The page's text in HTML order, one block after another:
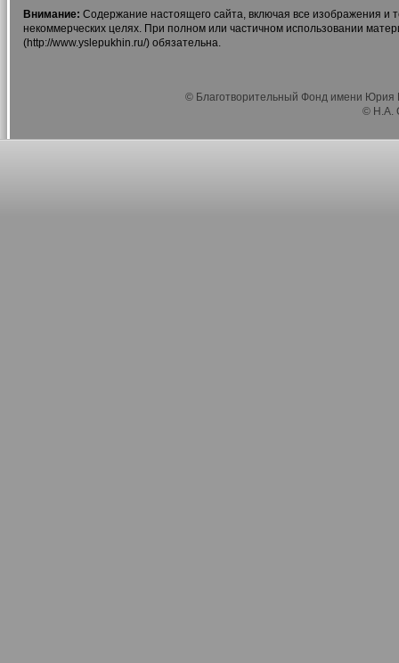
Внимание: Содержание настоящего сайта, включая все изображения и
некоммерческих целях. При полном или частичном использовании
(http://www.yslepukhin.ru/) обязательна.
© Благотворительный Фонд имени Юрия
© Н.А.